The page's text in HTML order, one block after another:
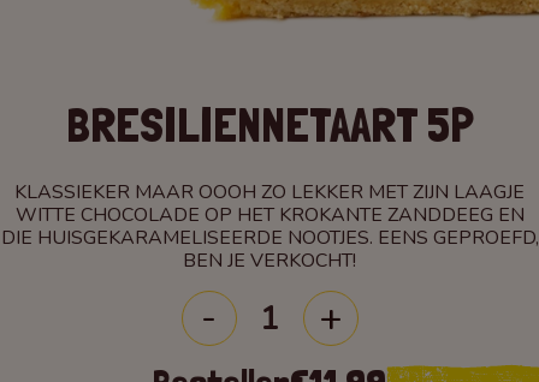
BRESILIENNETAART 5P
KLASSIEKER MAAR OOOH ZO LEKKER MET ZIJN LAAGJE
WITTE CHOCOLADE OP HET KROKANTE ZANDDEEG EN
DIE HUISGEKARAMELISEERDE NOOTJES. EENS GEPROEFD,
BEN JE VERKOCHT!